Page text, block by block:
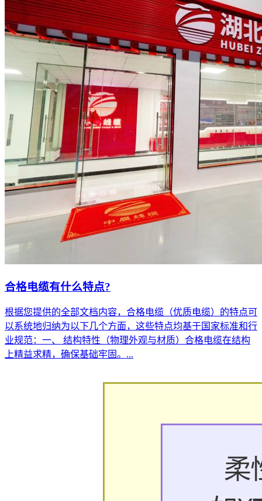
合格电缆有什么特点?
根据您提供的全部文档内容，合格电缆（优质电缆）的特点可
以系统地归纳为以下几个方面，这些特点均基于国家标准和行
业规范：一、 结构特性（物理外观与材质）合格电缆在结构
上精益求精，确保基础牢固。...